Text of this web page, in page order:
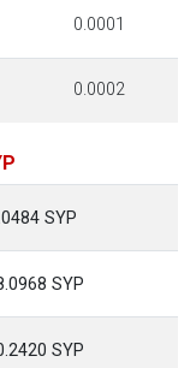
0.0001
0.0002
SYP
SYP
SYP